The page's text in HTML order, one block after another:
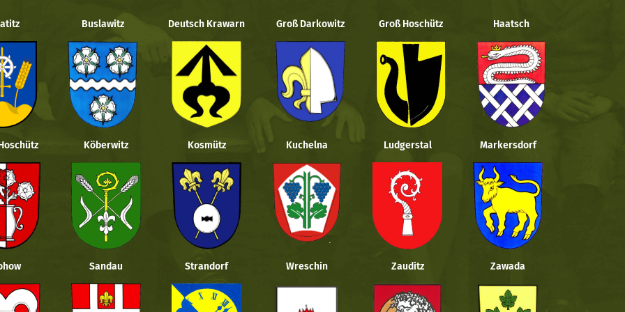
Buslawitz Deutsch Krawarn Groß Darkowitz Groß Hoschütz Haatsch
Köberwitz Kosmütz Kuchelna Ludgerstal Markersdorf
Sandau Strandorf Wreschin Zauditz Zawada